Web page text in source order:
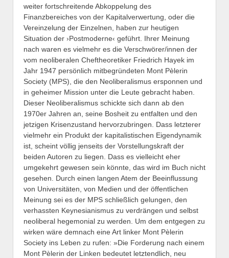
weiter fortschreitende Abkoppelung des
Finanzbereiches von der Kapitalverwertung, oder die
Vereinzelung der Einzelnen, haben zur heutigen
Situation der ›Postmoderne‹ geführt. Ihrer Meinung
nach waren es vielmehr es die Verschwörer/innen der
vom neoliberalen Cheftheoretiker Friedrich Hayek im
Jahr 1947 persönlich mitbegründeten Mont Pèlerin
Society (MPS), die den Neoliberalismus ersponnen und
in geheimer Mission unter die Leute gebracht haben.
Dieser Neoliberalismus schickte sich dann ab den
1970er Jahren an, seine Bosheit zu entfalten und den
jetzigen Krisenzustand hervorzubringen. Dass letzterer
vielmehr ein Produkt der kapitalistischen Eigendynamik
ist, scheint völlig jenseits der Vorstellungskraft der
beiden Autoren zu liegen. Dass es vielleicht eher
umgekehrt gewesen sein könnte, das wird im Buch nicht
gesehen. Durch einen langen Atem der Beeinflussung
von Universitäten, von Medien und der öffentlichen
Meinung sei es der MPS schließlich gelungen, den
verhassten Keynesianismus zu verdrängen und selbst
neoliberal hegemonial zu werden. Um dem entgegen zu
wirken wäre demnach eine Art linker Mont Pèlerin
Society ins Leben zu rufen: »Die Forderung nach einem
Mont Pèlerin der Linken bedeutet letztendlich, neu